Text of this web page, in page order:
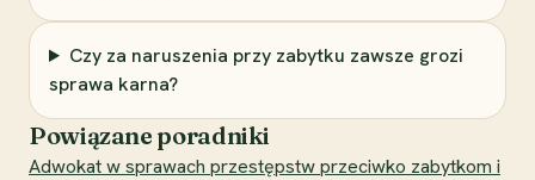
Czy za naruszenia przy zabytku zawsze grozi
sprawa karna?
Powiązane poradniki
Adwokat w sprawach przestępstw przeciwko zabytkom i